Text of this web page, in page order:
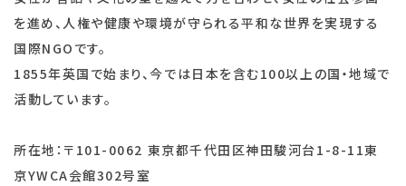
を進め、人権や健康や環境が守られる平和な世界を実現する
国際NGOです。
1855年英国で始まり、今では日本を含む100以上の国・地域で
活動しています。
所在地：〒101-0062 東京都千代田区神田駿河台1-8-11東
京YWCA会館302号室